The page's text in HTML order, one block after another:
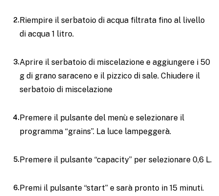
Riempire il serbatoio di acqua filtrata fino al livello
di acqua 1 litro.
Aprire il serbatoio di miscelazione e aggiungere i 50
g di grano saraceno e il pizzico di sale. Chiudere il
serbatoio di miscelazione
Premere il pulsante del menù e selezionare il
programma “grains”. La luce lampeggerà.
Premere il pulsante “capacity” per selezionare 0,6 L.
Premi il pulsante “start” e sarà pronto in 15 minuti.